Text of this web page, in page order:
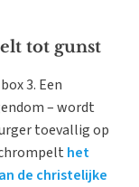
tot gunst
3. Een
– wordt
toevallig op
het
de christelijke